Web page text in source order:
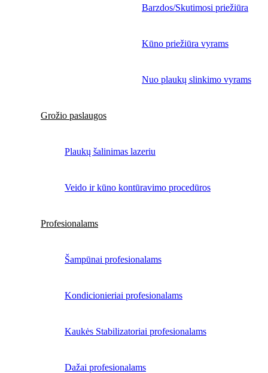
Barzdos/Skutimosi priežiūra
Kūno priežiūra vyrams
Nuo plaukų slinkimo vyrams
Grožio paslaugos
Plaukų šalinimas lazeriu
Veido ir kūno kontūravimo procedūros
Profesionalams
Šampūnai profesionalams
Kondicionieriai profesionalams
Kaukės Stabilizatoriai profesionalams
Dažai profesionalams